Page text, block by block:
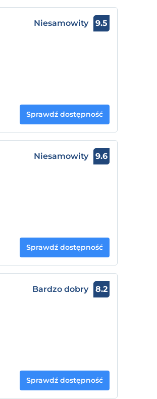
Niesamowity 9.5
Sprawdź dostępność
Niesamowity 9.6
Sprawdź dostępność
Bardzo dobry 8.2
Sprawdź dostępność